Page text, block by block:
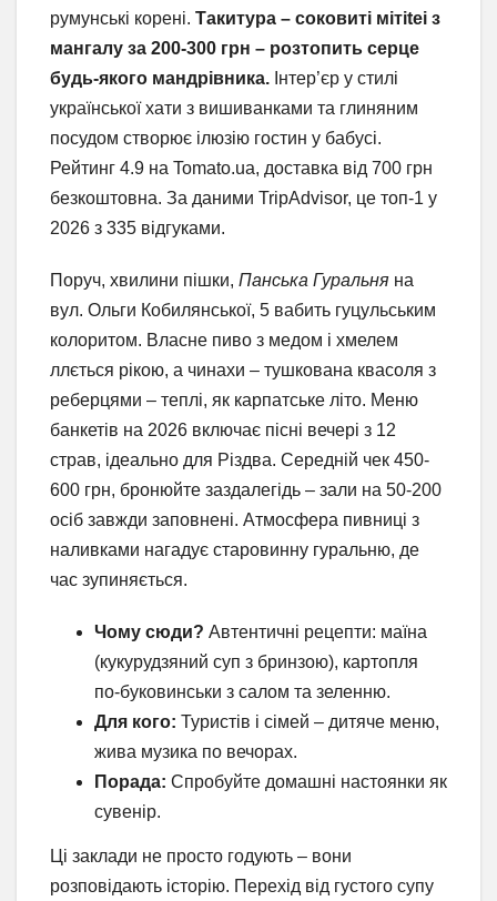
румунські корені. Такитура – соковиті мітitei з
мангалу за 200-300 грн – розтопить серце
будь-якого мандрівника. Інтер’єр у стилі
української хати з вишиванками та глиняним
посудом створює ілюзію гостин у бабусі.
Рейтинг 4.9 на Tomato.ua, доставка від 700 грн
безкоштовна. За даними TripAdvisor, це топ-1 у
2026 з 335 відгуками.
Поруч, хвилини пішки, Панська Гуральня на
вул. Ольги Кобилянської, 5 вабить гуцульським
колоритом. Власне пиво з медом і хмелем
ллється рікою, а чинахи – тушкована квасоля з
реберцями – теплі, як карпатське літо. Меню
банкетів на 2026 включає пісні вечері з 12
страв, ідеально для Різдва. Середній чек 450-
600 грн, бронюйте заздалегідь – зали на 50-200
осіб завжди заповнені. Атмосфера пивниці з
наливками нагадує старовинну гуральню, де
час зупиняється.
Чому сюди? Автентичні рецепти: маїна
(кукурудзяний суп з бринзою), картопля
по-буковинськи з салом та зеленню.
Для кого: Туристів і сімей – дитяче меню,
жива музика по вечорах.
Порада: Спробуйте домашні настоянки як
сувенір.
Ці заклади не просто годують – вони
розповідають історію. Перехід від густого супу